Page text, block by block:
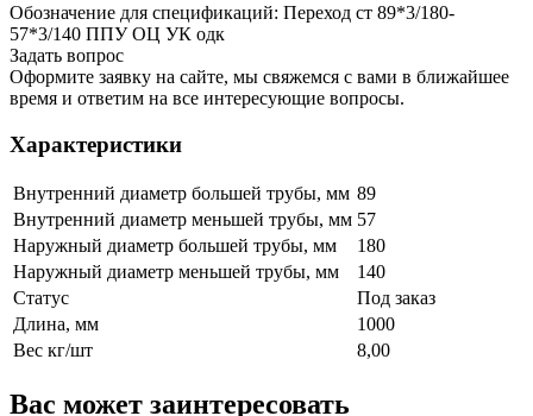
Обозначение для спецификаций: Переход ст 89*3/180-
57*3/140 ППУ ОЦ УК одк
Задать вопрос
Оформите заявку на сайте, мы свяжемся с вами в ближайшее
время и ответим на все интересующие вопросы.
Характеристики
Внутренний диаметр большей трубы, мм 89
Внутренний диаметр меньшей трубы, мм 57
Наружный диаметр большей трубы, мм
180
Наружный диаметр меньшей трубы, мм
140
Статус
Под заказ
Длина, мм
1000
Вес кг/шт
8,00
Вас может заинтересовать